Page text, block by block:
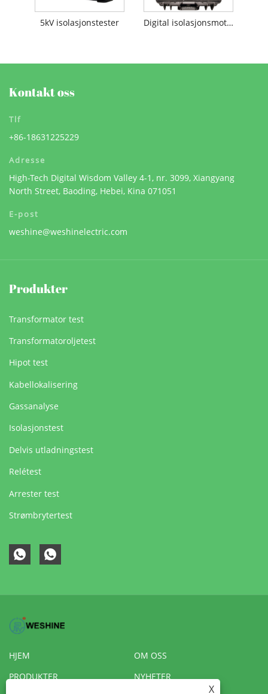
5kV isolasjonstester Digital isolasjonsmotstandstester
Kontakt oss
Tlf
+86-18631225229
Adresse
High-Tech Digital Wisdom Valley 4-1, nr. 3099, Xiangyang
North Street, Baoding, Hebei, Kina 071051
E-post
weshine@weshinelectric.com
Produkter
Transformator test
Transformatoroljetest
Hipot test
Kabellokalisering
Gassanalyse
Isolasjonstest
Delvis utladningstest
Relétest
Arrester test
Strømbrytertest
HJEM
OM OSS
PRODUKTER
NYHETER
X